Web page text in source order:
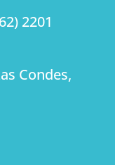
2201
Condes,